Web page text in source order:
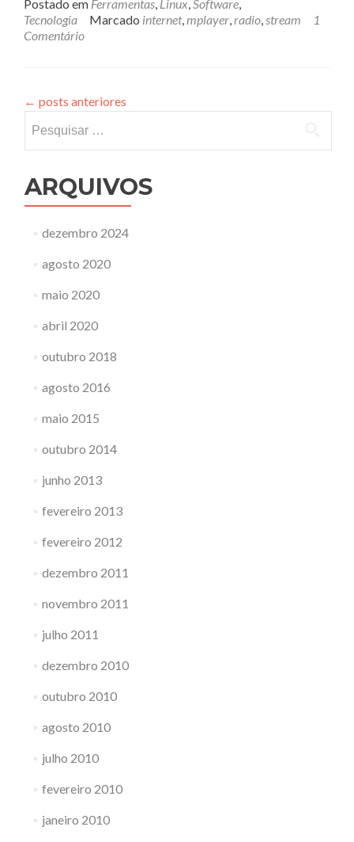
Postado em Ferramentas, Linux,Software,
Tecnologia
Marcado internet,mplayer,radio,stream
1
Comentário
← posts anteriores
por:
ARQUIVOS
dezembro 2024
agosto 2020
maio 2020
abril 2020
outubro 2018
agosto 2016
maio 2015
outubro 2014
junho 2013
fevereiro 2013
fevereiro 2012
dezembro 2011
novembro 2011
julho 2011
dezembro 2010
outubro 2010
agosto 2010
julho 2010
fevereiro 2010
janeiro 2010